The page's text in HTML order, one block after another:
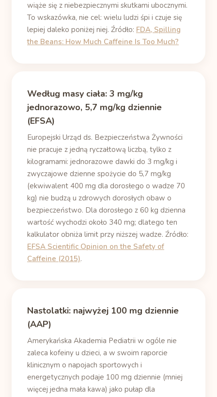
wiąże się z niebezpiecznymi skutkami ubocznymi.
To wskazówka, nie cel: wielu ludzi śpi i czuje się
lepiej daleko poniżej niej. Źródło: FDA, Spilling
the Beans: How Much Caffeine Is Too Much?
Według masy ciała: 3 mg/kg
jednorazowo, 5,7 mg/kg dziennie
(EFSA)
Europejski Urząd ds. Bezpieczeństwa Żywności
nie pracuje z jedną ryczałtową liczbą, tylko z
kilogramami: jednorazowe dawki do 3 mg/kg i
zwyczajowe dzienne spożycie do 5,7 mg/kg
(ekwiwalent 400 mg dla dorosłego o wadze 70
kg) nie budzą u zdrowych dorosłych obaw o
bezpieczeństwo. Dla dorosłego z 60 kg dzienna
wartość wychodzi około 340 mg; dlatego ten
kalkulator obniża limit przy niższej wadze. Źródło:
EFSA Scientific Opinion on the Safety of
Caffeine (2015).
Nastolatki: najwyżej 100 mg dziennie
(AAP)
Amerykańska Akademia Pediatrii w ogóle nie
zaleca kofeiny u dzieci, a w swoim raporcie
klinicznym o napojach sportowych i
energetycznych podaje 100 mg dziennie (mniej
więcej jedna mała kawa) jako pułap dla